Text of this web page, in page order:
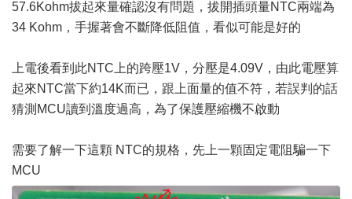
57.6Kohm拔起來量確認沒有問題，拔開插頭量NTC兩端為
34 Kohm，手握著會不斷降低阻值，看似可能是好的
上電後看到此NTC上的跨壓1V，分壓是4.09V，由此電壓算
起來NTC當下約14K而已，跟上面量的值不符，若誤判的話
猜測MCU讀到溫度過高，為了保護壓縮機不啟動
需要了解一下這顆 NTC的規格，先上一顆固定電阻騙一下
MCU